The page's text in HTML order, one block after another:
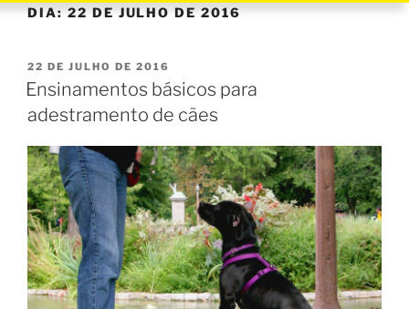
DIA:22 DE JULHO DE 2016
22 DE JULHO DE 2016
Ensinamentos básicos para
adestramento de cães